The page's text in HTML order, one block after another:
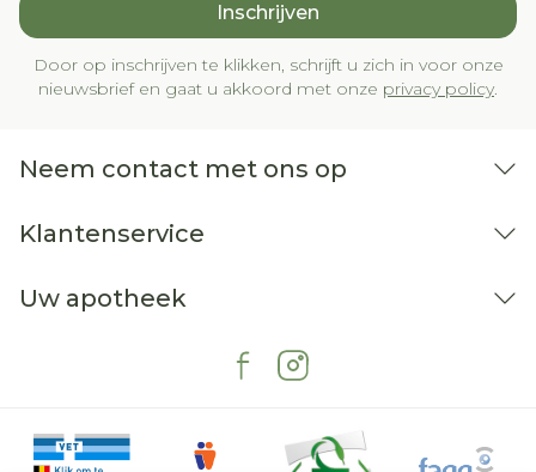
Inschrijven
Door op inschrijven te klikken, schrijft u zich in voor onze
nieuwsbrief en gaat u akkoord met onze privacy policy.
Neem contact met ons op
Klantenservice
Uw apotheek